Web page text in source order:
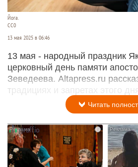
Йога.
СС0
13 мая 2025 в 06:46
13 мая - народный праздник
церковный день памяти
Зеведеева. Altapress.ru
традициях и запретах этого
Читать
i